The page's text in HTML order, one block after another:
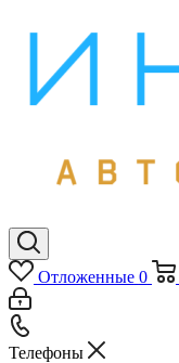
Отложенные 0
Телефоны